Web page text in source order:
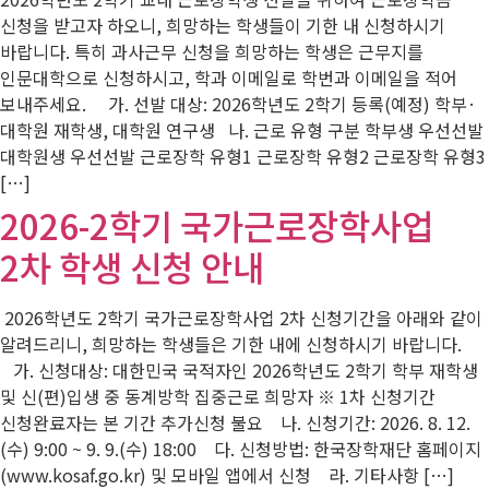
신청을 받고자 하오니, 희망하는 학생들이 기한 내 신청하시기
바랍니다. 특히 과사근무 신청을 희망하는 학생은 근무지를
인문대학으로 신청하시고, 학과 이메일로 학번과 이메일을 적어
보내주세요. 가. 선발 대상: 2026학년도 2학기 등록(예정) 학부·
대학원 재학생, 대학원 연구생 나. 근로 유형 구분 학부생 우선선발
대학원생 우선선발 근로장학 유형1 근로장학 유형2 근로장학 유형3
[…]
2026-2학기 국가근로장학사업
2차 학생 신청 안내
2026학년도 2학기 국가근로장학사업 2차 신청기간을 아래와 같이
알려드리니, 희망하는 학생들은 기한 내에 신청하시기 바랍니다.
가. 신청대상: 대한민국 국적자인 2026학년도 2학기 학부 재학생
및 신(편)입생 중 동계방학 집중근로 희망자 ※ 1차 신청기간
신청완료자는 본 기간 추가신청 불요 나. 신청기간: 2026. 8. 12.
(수) 9:00 ~ 9. 9.(수) 18:00 다. 신청방법: 한국장학재단 홈페이지
(www.kosaf.go.kr) 및 모바일 앱에서 신청 라. 기타사항 […]